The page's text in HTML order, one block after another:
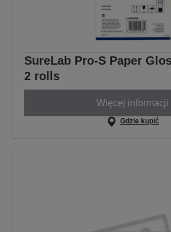
SureLab Pro-S Paper
2 rolls
Więcej informacji
Gdzie kupić